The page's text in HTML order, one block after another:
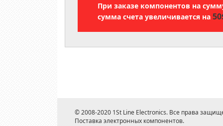
При заказе компонентов на
сумма счета увеличивается на
© 2008-2020 1St Line Electronics. Все права
Поставка электронных компонентов.